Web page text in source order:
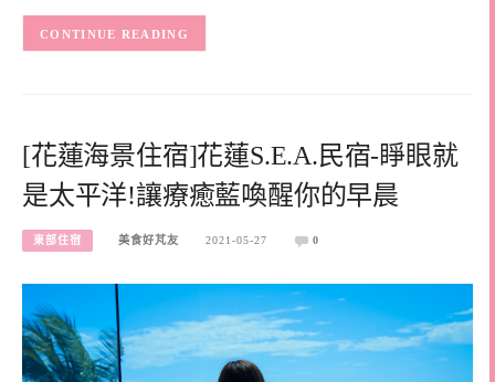
CONTINUE READING
[花蓮海景住宿]花蓮S.E.A.民宿-睜眼就
是太平洋!讓療癒藍喚醒你的早晨
東部住宿 美食好芃友 2021-05-27 0